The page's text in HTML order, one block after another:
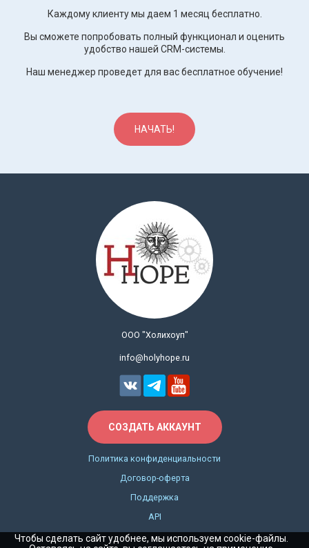
Каждому клиенту мы даем 1 месяц бесплатно.
Вы сможете попробовать полный функционал и оценить
удобство нашей CRM-системы.
Наш менеджер проведет для вас бесплатное обучение!
НАЧАТЬ!
ООО "Холихоуп"
info@holyhope.ru
СОЗДАТЬ АККАУНТ
Политика конфиденциальности
Договор-оферта
Поддержка
API
Чтобы сделать сайт удобнее, мы используем cookie-файлы.